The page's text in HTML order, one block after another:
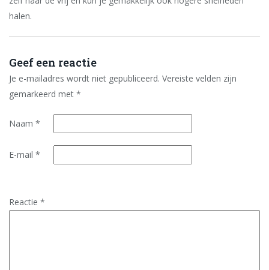
halen.
Geef een reactie
Je e-mailadres wordt niet gepubliceerd. Vereiste velden zijn
gemarkeerd met *
Naam *
E-mail *
Reactie *